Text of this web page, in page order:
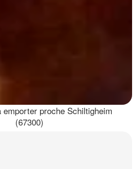
proche Schiltigheim
(67300)